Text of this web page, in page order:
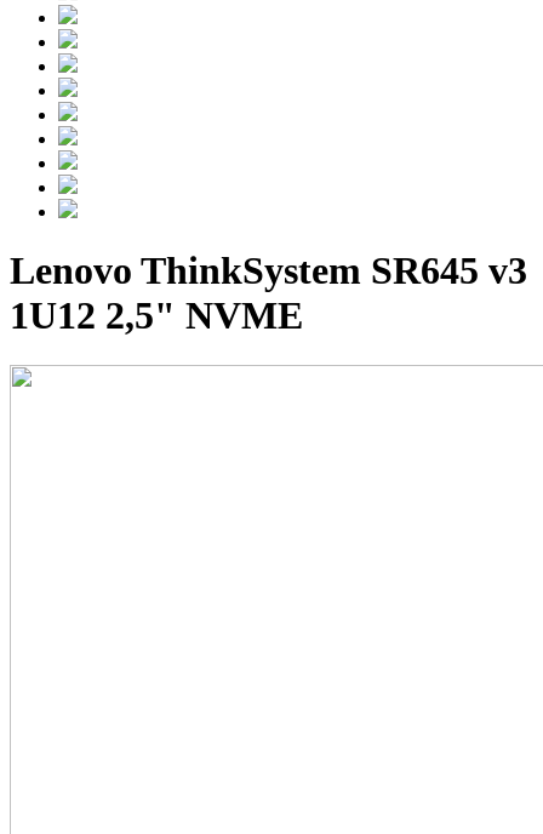
Lenovo ThinkSystem SR645 v3
1U12 2,5" NVME